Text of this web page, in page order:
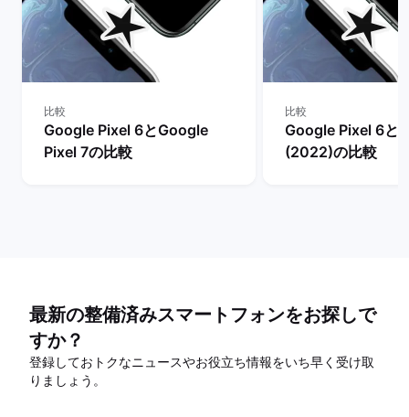
比較
Google Pixel 6とGoogle
Pixel 7の比較
比較
Google Pixel 6と
(2022)の比較
最新の整備済みスマートフォンをお探しで
すか？
登録しておトクなニュースやお役立ち情報をいち早く受け取
りましょう。